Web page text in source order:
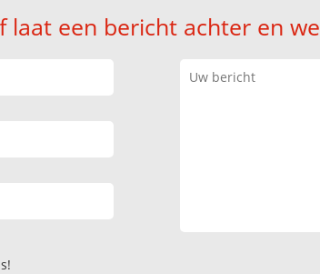
laat een bericht achter en